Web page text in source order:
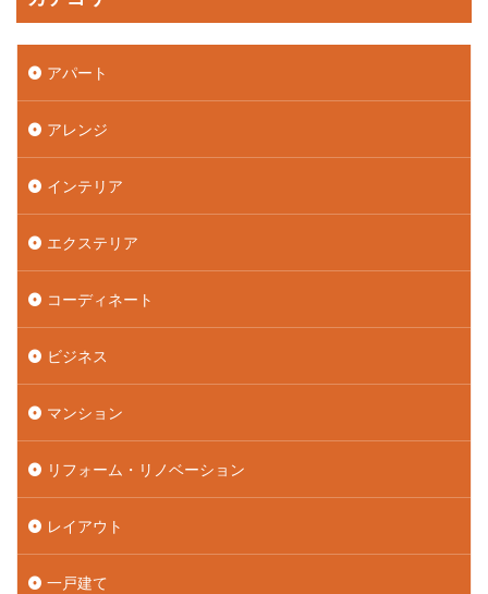
アパート
アレンジ
インテリア
エクステリア
コーディネート
ビジネス
マンション
リフォーム・リノベーション
レイアウト
一戸建て